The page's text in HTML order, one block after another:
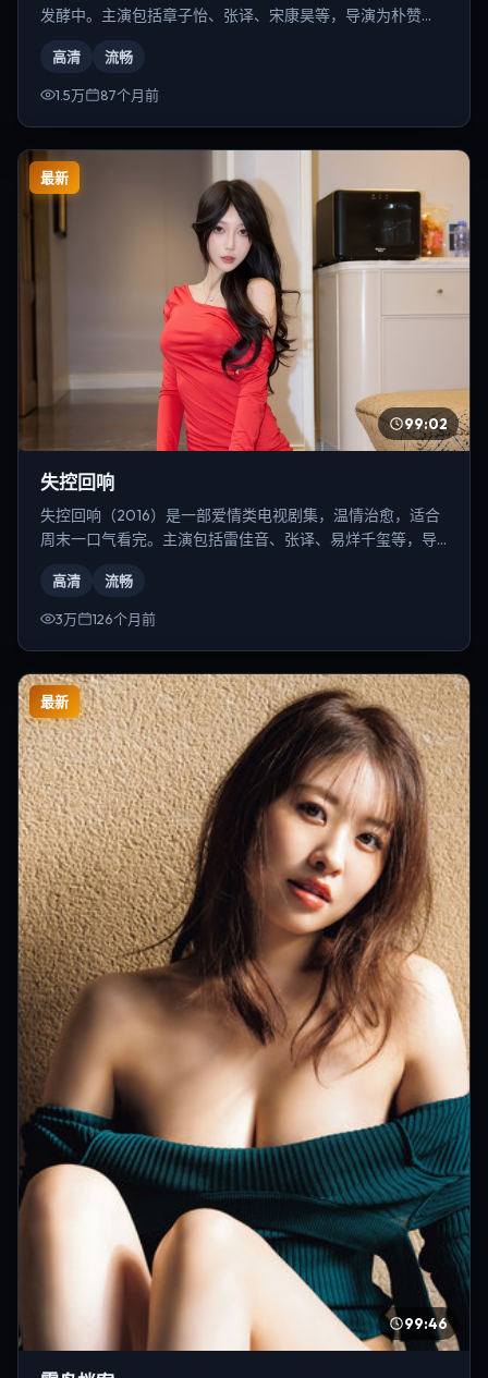
发酵中。主演包括章子怡、张译、宋康昊等，导演为朴赞
高清 流畅
1.5万 87个月前
最新
99:02
失控回响
失控回响（2016）是一部爱情类电视剧集，温情治愈，适合
周末一口气看完。主演包括雷佳音、张译、易烊千玺等，导
高清 流畅
3万 126个月前
最新
99:46